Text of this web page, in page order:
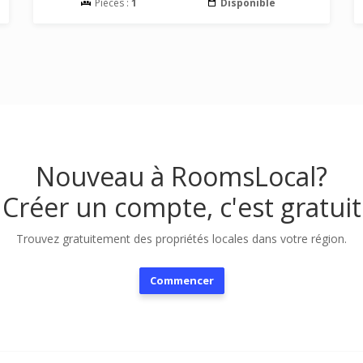
Pièces : 1 Disponible
Nouveau à RoomsLocal?
Créer un compte, c'est gratuit
Trouvez gratuitement des propriétés locales dans votre région.
Commencer